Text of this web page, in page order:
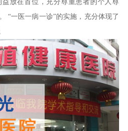
在首位，充分尊重患者的个人尊
“一医一病一诊”的实施，充分体现了